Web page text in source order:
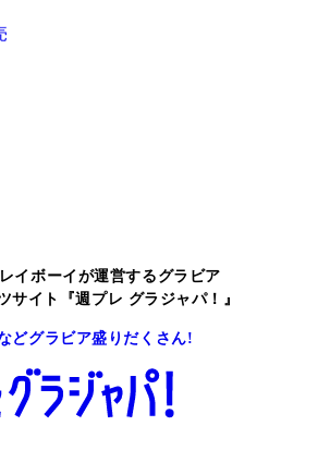
イボーイが運営するグラビア
サイト『週プレ グラジャパ！』
どグラビア盛りだくさん!